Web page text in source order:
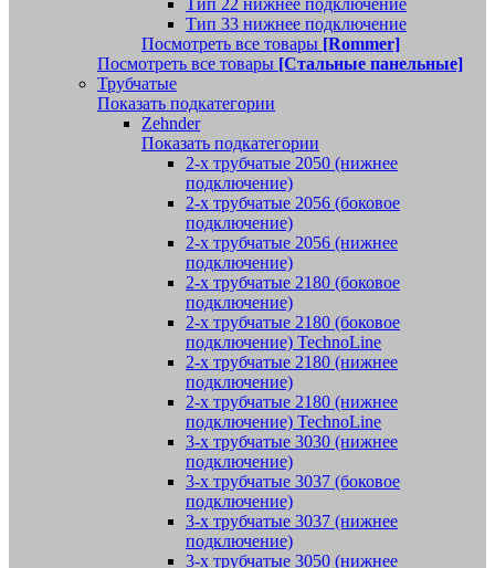
Тип 22 нижнее подключение
Тип 33 нижнее подключение
Посмотреть все товары [Rommer]
Посмотреть все товары [Стальные панельные]
Трубчатые
Показать подкатегории
Zehnder
Показать подкатегории
2-х трубчатые 2050 (нижнее
подключение)
2-х трубчатые 2056 (боковое
подключение)
2-х трубчатые 2056 (нижнее
подключение)
2-х трубчатые 2180 (боковое
подключение)
2-х трубчатые 2180 (боковое
подключение) TechnoLine
2-х трубчатые 2180 (нижнее
подключение)
2-х трубчатые 2180 (нижнее
подключение) TechnoLine
3-х трубчатые 3030 (нижнее
подключение)
3-х трубчатые 3037 (боковое
подключение)
3-х трубчатые 3037 (нижнее
подключение)
3-х трубчатые 3050 (нижнее